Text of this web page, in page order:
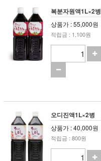
복분자원액1L×2병
상품가 : 55,000원
적립금 : 1,100원
오디진액1L×2병
상품가 : 40,000원
적립금 : 800원